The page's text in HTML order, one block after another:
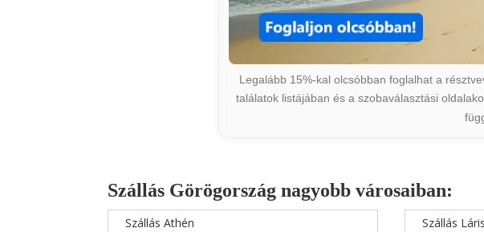
Legalább 15%-kal olcsóbban foglalhat a
találatok listájában és a szobaválasztási
Szállás Görögország nagyobb városaiban:
Szállás Athén Szállás